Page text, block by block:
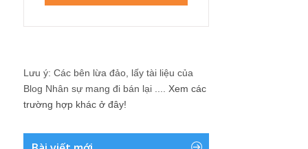
Lưu ý: Các bên lừa đảo, lấy tài liệu của
Blog Nhân sự mang đi bán lại .... Xem các
trường hợp khác ở đây!